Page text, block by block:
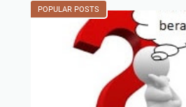
POPULAR POSTS